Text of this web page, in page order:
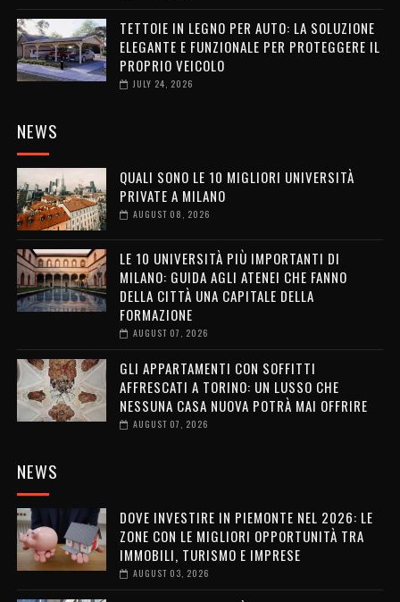
TETTOIE IN LEGNO PER AUTO: LA SOLUZIONE
ELEGANTE E FUNZIONALE PER PROTEGGERE IL
PROPRIO VEICOLO
JULY 24, 2026
NEWS
QUALI SONO LE 10 MIGLIORI UNIVERSITÀ
PRIVATE A MILANO
AUGUST 08, 2026
LE 10 UNIVERSITÀ PIÙ IMPORTANTI DI
MILANO: GUIDA AGLI ATENEI CHE FANNO
DELLA CITTÀ UNA CAPITALE DELLA
FORMAZIONE
AUGUST 07, 2026
GLI APPARTAMENTI CON SOFFITTI
AFFRESCATI A TORINO: UN LUSSO CHE
NESSUNA CASA NUOVA POTRÀ MAI OFFRIRE
AUGUST 07, 2026
NEWS
DOVE INVESTIRE IN PIEMONTE NEL 2026: LE
ZONE CON LE MIGLIORI OPPORTUNITÀ TRA
IMMOBILI, TURISMO E IMPRESE
AUGUST 03, 2026